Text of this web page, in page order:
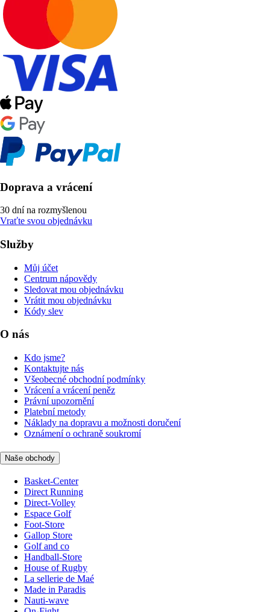
Doprava a vrácení
30 dní na rozmyšlenou
Vraťte svou objednávku
Služby
Můj účet
Centrum nápovědy
Sledovat mou objednávku
Vrátit mou objednávku
Kódy slev
O nás
Kdo jsme?
Kontaktujte nás
Všeobecné obchodní podmínky
Vrácení a vrácení peněz
Právní upozornění
Platební metody
Náklady na dopravu a možnosti doručení
Oznámení o ochraně soukromí
Naše obchody
Basket-Center
Direct Running
Direct-Volley
Espace Golf
Foot-Store
Gallop Store
Golf and co
Handball-Store
House of Rugby
La sellerie de Maé
Made in Paradis
Nauti-wave